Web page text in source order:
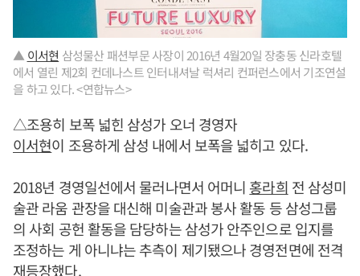
▲ 이서현 삼성물산 패션부문 사장이 2016년 4월20일 장충동 신라호텔
에서 열린 제2회 컨데나스트 인터내셔날 럭셔리 컨퍼런스에서 기조연설
을 하고 있다. <연합뉴스>
△조용히 보폭 넓힌 삼성가 오너 경영자
이서현이 조용하게 삼성 내에서 보폭을 넓히고 있다.
2018년 경영일선에서 물러나면서 어머니 홍라희 전 삼성미
술관 라움 관장을 대신해 미술관과 봉사 활동 등 삼성그룹
의 사회 공헌 활동을 담당하는 삼성가 안주인으로 입지를
조정하는 게 아니냐는 추측이 제기됐으나 경영전면에 전격
재등장했다.